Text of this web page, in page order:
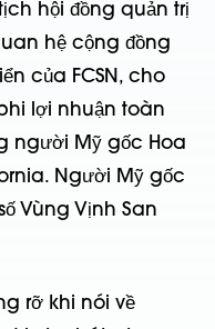
hội đồng quản trị
hệ cộng đồng
của FCSN, cho
lợi nhuận toàn
người Mỹ gốc Hoa
Người Mỹ gốc
Vùng Vịnh San
rỡ khi nói về